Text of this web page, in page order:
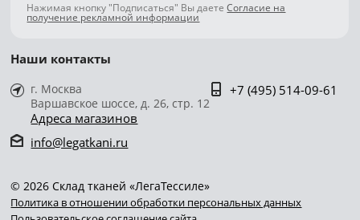
Нажимая кнопку "Подписаться" Вы даетеСогласие на
получение рекламной информации
Наши контакты
г. Москва
Варшавское шоссе, д. 26, стр. 12
Адреса магазинов
+7 (495) 514-09-61
info@legatkani.ru
© 2026 Склад тканей «ЛегаТессиле»
Политика в отношении обработки персональных данных